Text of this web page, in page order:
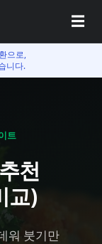
☰
으로,
니다.
트
천
교)
워 붓기만